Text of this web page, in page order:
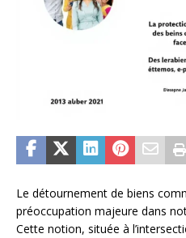
Le détournement de biens
préoccupation majeure dans
Cette notion, située à